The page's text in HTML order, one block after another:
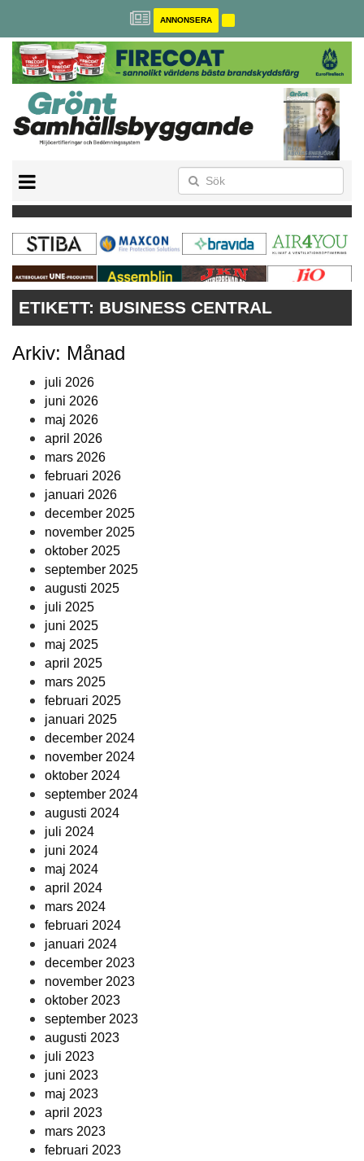
ANNONSERA
MILJÖBYGGNAD
NOLLCO2
CITYLAB
GREENBUILDING
ANNONSERA
ETIKETT: BUSINESS CENTRAL
Arkiv: Månad
juli 2026
juni 2026
maj 2026
april 2026
mars 2026
februari 2026
januari 2026
december 2025
november 2025
oktober 2025
september 2025
augusti 2025
juli 2025
juni 2025
maj 2025
april 2025
mars 2025
februari 2025
januari 2025
december 2024
november 2024
oktober 2024
september 2024
augusti 2024
juli 2024
juni 2024
maj 2024
april 2024
mars 2024
februari 2024
januari 2024
december 2023
november 2023
oktober 2023
september 2023
augusti 2023
juli 2023
juni 2023
maj 2023
april 2023
mars 2023
februari 2023